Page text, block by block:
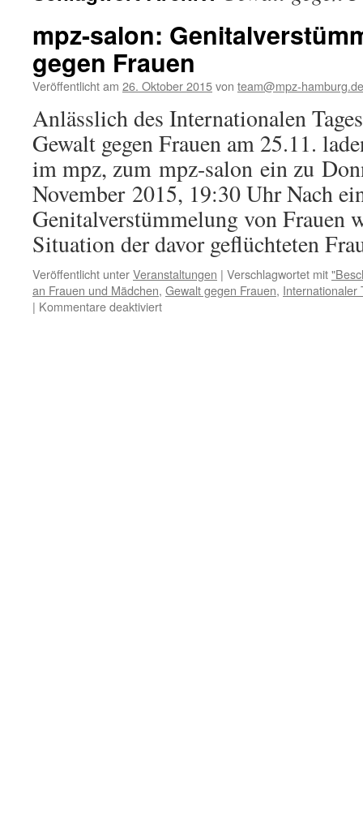
mpz-salon:
gegen Frauen
Veröffentlicht am 26. Oktober 2015von team@mpz-hamburg.de
Anlässlich des Internationalen
Gewalt gegen Frauen am 25.11.
im mpz, zum mpz-salon ein zu
November 2015, 19:30 Uhr Nach
Genitalverstümmelung von Frauen
Situation der davor geflüchteten
Veröffentlicht unterVeranstaltungen | Verschlagwortet mit
an Frauen und Mädchen, Gewalt gegen Frauen, Internationaler
| Kommentare deaktiviertfür